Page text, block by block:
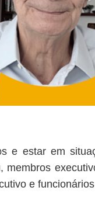
e estar em
e